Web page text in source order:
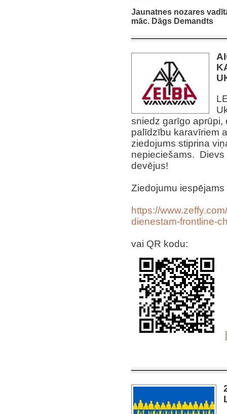
Jaunatnes nozares
māc. Dāgs Demandts
sniedz garīgo aprūpi,
palīdzību karavīriem
ziedojums stiprina
nepieciešams.
devējus!
Ziedojumu
https://
dienestam-frontline-
‌vai QR kodu: